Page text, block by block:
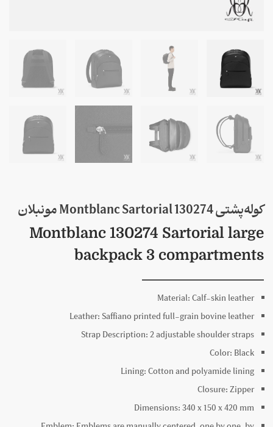
کوله‌پشتی 130274 Montblanc Sartorial مونبلان
Montblanc 130274 Sartorial large
backpack 3 compartments
Material:Calf-skin leather
Leather:Saffiano printed full-grain bovine leather
Strap Description:2 adjustable shoulder straps
Color: Black
Lining:Cotton and polyamide lining
Closure:Zipper
Dimensions:340 x150 x420 mm